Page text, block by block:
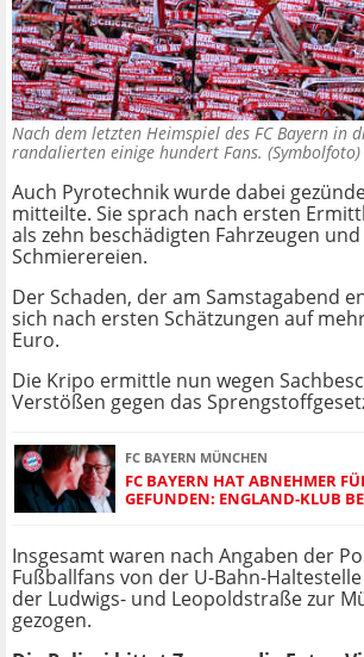
Nach dem letzten Heimspiel des FC Bayern in
randalierten einige hundert Fans.
Auch Pyrotechnik wurde dabei
mitteilte. Sie sprach nach ersten
als zehn beschädigten Fahrzeugen
Schmierereien.
Der Schaden, der am Samstagabend
sich nach ersten Schätzungen auf
Euro.
Die Kripo ermittle nun wegen
Verstößen gegen das
FC BAYERN MÜNCHEN
FC BAYERN HAT ABNEHMER
GEFUNDEN: ENGLAND-KLUB
Insgesamt waren nach Angaben der
Fußballfans von der U-Bahn-
der Ludwigs- und Leopoldstraße zur
gezogen.